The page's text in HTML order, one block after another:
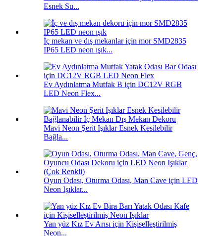
Esnek Su...
İç mekan ve dış mekanlar için mor SMD2835
IP65 LED neon ışık...
Ev Aydınlatma Mutfak B için DC12V RGB
LED Neon Flex...
Mavi Neon Şerit Işıklar Esnek Kesilebilir
Bağla...
Oyun Odası, Oturma Odası, Man Cave için LED
Neon Işıklar...
Yan yüz Kız Ev Arısı için Kişiselleştirilmiş
Neon...